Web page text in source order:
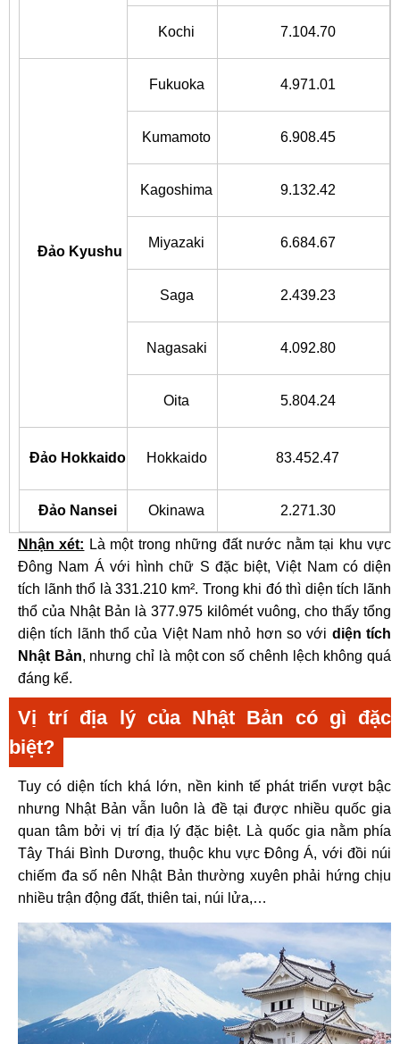
Kochi 7.104.70
Đảo Kyushu
Fukuoka 4.971.01
Kumamoto 6.908.45
Kagoshima 9.132.42
Miyazaki 6.684.67
Saga 2.439.23
Nagasaki 4.092.80
Oita 5.804.24
Đảo Hokkaido Hokkaido 83.452.47
Đảo Nansei Okinawa 2.271.30
Nhận xét: Là một trong những đất nước nằm tại khu vực
Đông Nam Á với hình chữ S đặc biệt, Việt Nam có diện
tích lãnh thổ là 331.210 km². Trong khi đó thì diện tích lãnh
thổ của Nhật Bản là 377.975 kilômét vuông, cho thấy tổng
diện tích lãnh thổ của Việt Nam nhỏ hơn so với diện tích
Nhật Bản, nhưng chỉ là một con số chênh lệch không quá
đáng kể.
Vị trí địa lý của Nhật Bản có gì đặc
biệt?
Tuy có diện tích khá lớn, nền kinh tế phát triển vượt bậc
nhưng Nhật Bản vẫn luôn là đề tại được nhiều quốc gia
quan tâm bởi vị trí địa lý đặc biệt. Là quốc gia nằm phía
Tây Thái Bình Dương, thuộc khu vực Đông Á, với đồi núi
chiếm đa số nên Nhật Bản thường xuyên phải hứng chịu
nhiều trận động đất, thiên tai, núi lửa,…